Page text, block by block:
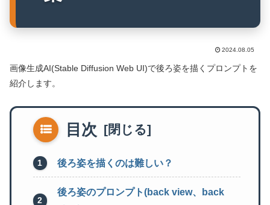
2024.08.05
画像生成AI(Stable Diffusion Web UI)で後ろ姿を描くプロンプトを
紹介します。
目次
後ろ姿を描くのは難しい？
後ろ姿のプロンプト(back view、back